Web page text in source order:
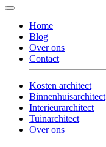
Home
Blog
Over ons
Contact
Kosten architect
Binnenhuisarchitect
Interieurarchitect
Tuinarchitect
Over ons